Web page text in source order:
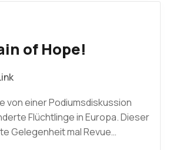
of Hope!
von einer Podiumsdiskussion
Flüchtlinge in Europa. Dieser
Gelegenheit mal Revue…